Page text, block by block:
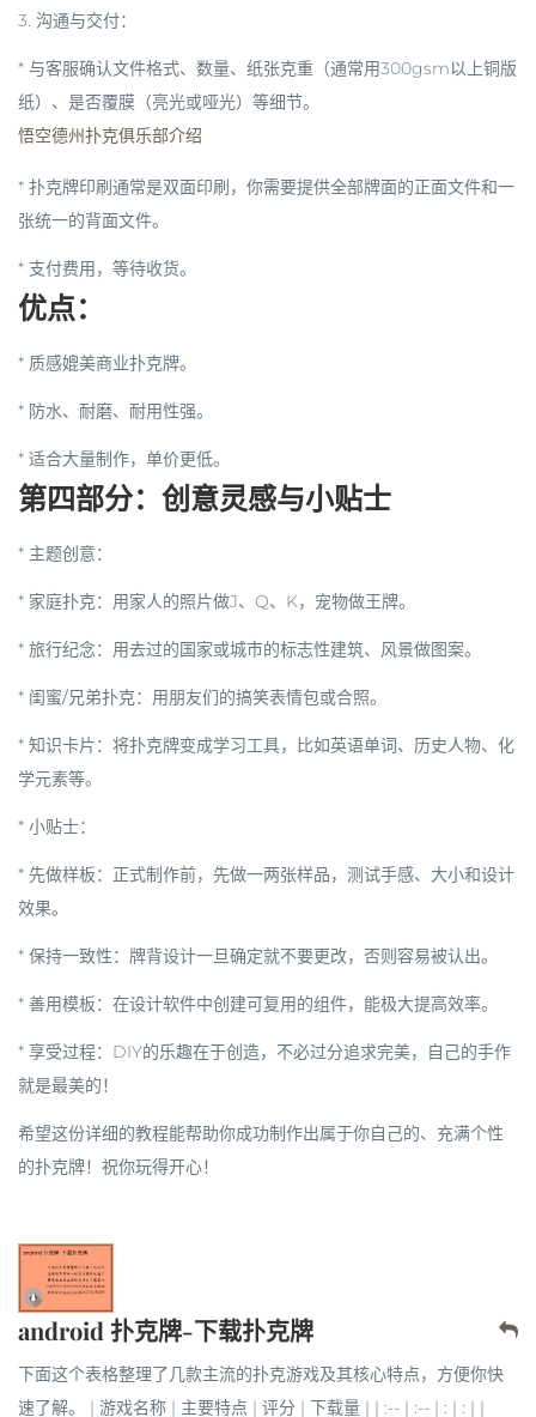
3. 沟通与交付：
* 与客服确认文件格式、数量、纸张克重（通常用300gsm以上铜版
纸）、是否覆膜（亮光或哑光）等细节。
悟空德州扑克俱乐部介绍
* 扑克牌印刷通常是双面印刷，你需要提供全部牌面的正面文件和一
张统一的背面文件。
* 支付费用，等待收货。
优点：
* 质感媲美商业扑克牌。
* 防水、耐磨、耐用性强。
* 适合大量制作，单价更低。
第四部分：创意灵感与小贴士
* 主题创意：
* 家庭扑克：用家人的照片做J、Q、K，宠物做王牌。
* 旅行纪念：用去过的国家或城市的标志性建筑、风景做图案。
* 闺蜜/兄弟扑克：用朋友们的搞笑表情包或合照。
* 知识卡片：将扑克牌变成学习工具，比如英语单词、历史人物、化
学元素等。
* 小贴士：
* 先做样板：正式制作前，先做一两张样品，测试手感、大小和设计
效果。
* 保持一致性：牌背设计一旦确定就不要更改，否则容易被认出。
* 善用模板：在设计软件中创建可复用的组件，能极大提高效率。
* 享受过程：DIY的乐趣在于创造，不必过分追求完美，自己的手作
就是最美的！
希望这份详细的教程能帮助你成功制作出属于你自己的、充满个性
的扑克牌！祝你玩得开心！
android 扑克牌-下载扑克牌
下面这个表格整理了几款主流的扑克游戏及其核心特点，方便你快
速了解。 | 游戏名称 | 主要特点 | 评分 | 下载量 | | :-- | :-- | : | : | |